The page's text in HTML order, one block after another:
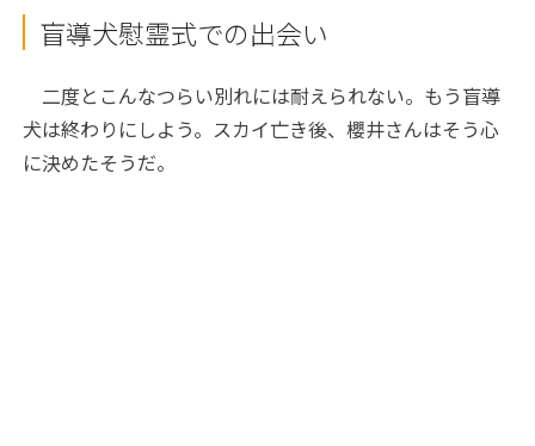
盲導犬慰霊式での出会い
二度とこんなつらい別れには耐えられない。もう盲導
犬は終わりにしよう。スカイ亡き後、櫻井さんはそう心
に決めたそうだ。